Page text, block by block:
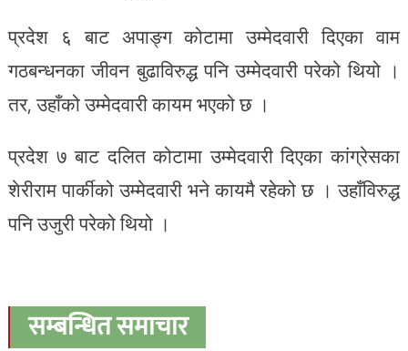
प्रदेश ६ बाट अपाङ्ग कोटामा उम्मेदवारी दिएका वाम
गठबन्धनका जीवन बुढाविरुद्ध पनि उम्मेदवारी परेको थियो ।
तर, उहाँको उम्मेदवारी कायम भएको छ ।
प्रदेश ७ बाट दलित कोटामा उम्मेदवारी दिएका कांग्रेसका
शेरीराम पार्कीको उम्मेदवारी भने कायमै रहेको छ । उहाँविरुद्ध
पनि उजुरी परेको थियो ।
सम्बन्धित समाचार